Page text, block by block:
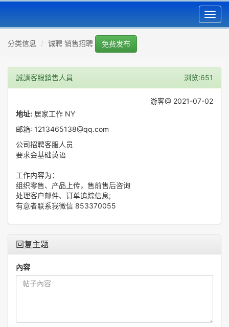
分类信息 诚聘 销售招聘 免费发布
誠請客服銷售人員 浏览:651
游客@ 2021-07-02
地址: 居家工作 NY
邮箱: 1213465138@qq.com
公司招聘客服人员
要求会基础英语
工作内容为：
组织零售、产品上传，售前售后咨询
处理客户邮件、订单追踪信息;
有意者联系我微信 853370055
回复主题
內容